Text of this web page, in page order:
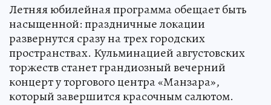
Летняя юбилейная программа обещает быть
насыщенной: праздничные локации
развернутся сразу на трех городских
пространствах. Кульминацией августовских
торжеств станет грандиозный вечерний
концерт у торгового центра «Манзара»,
который завершится красочным салютом.